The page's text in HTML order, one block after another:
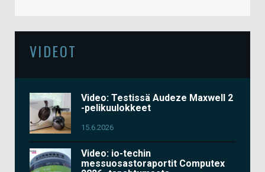
VIDEOT
Video: Testissä Audeze Maxwell 2
-pelikuulokkeet
15.6.2026
Video: io-techin
messuosastoraportit Computex